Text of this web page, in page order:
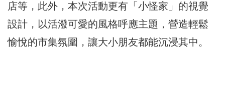
店等，此外，本次活動更有「小怪家」的視覺
設計，以活潑可愛的風格呼應主題，營造輕鬆
愉悅的市集氛圍，讓大小朋友都能沉浸其中。